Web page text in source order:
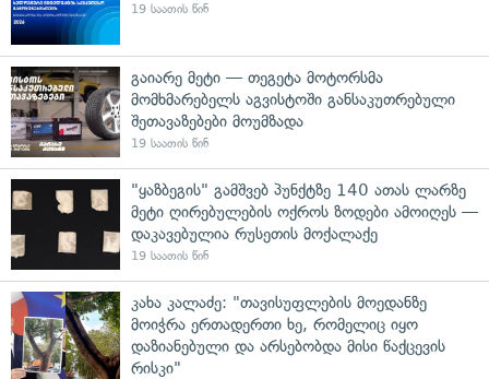
19 საათის წინ
გაიარე მეტი — თეგეტა მოტორსმა
მომხმარებელს აგვისტოში განსაკუთრებული
შეთავაზებები მოუმზადა
19 საათის წინ
"ყაზბეგის" გამშვებ პუნქტზე 140 ათას ლარზე
მეტი ღირებულების ოქროს ზოდები ამოიღეს —
დაკავებულია რუსეთის მოქალაქე
19 საათის წინ
კახა კალაძე: "თავისუფლების მოედანზე
მოიჭრა ერთადერთი ხე, რომელიც იყო
დაზიანებული და არსებობდა მისი წაქცევის
რისკი"